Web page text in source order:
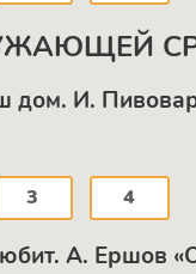
дом. И.
3 4
A. Ершов